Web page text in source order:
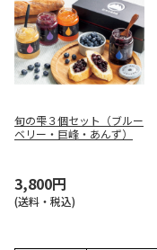
旬の雫３個セット（ブルー
ベリー・巨峰・あんず）
3,800円
(送料・税込)